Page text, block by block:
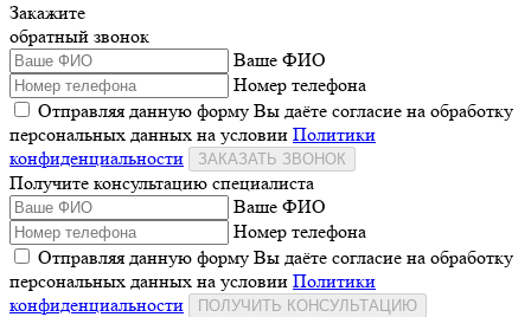
Закажите
обратный звонок
Ваше ФИО
Номер телефона
Отправляя данную форму Вы даёте согласие на обработку
персональных данных на условии Политики
конфиденциальности
ЗАКАЗАТЬ ЗВОНОК
Получите консультацию специалиста
Ваше ФИО
Номер телефона
Отправляя данную форму Вы даёте согласие на обработку
персональных данных на условии Политики
конфиденциальности
ПОЛУЧИТЬ КОНСУЛЬТАЦИЮ